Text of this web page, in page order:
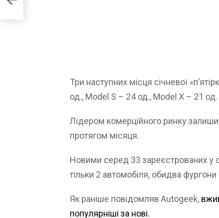
Три наступних місця січневої
од., Model S – 24 од., Model X – 21 од.
Лідером комерційного ринку
протягом місяця.
Новими серед 33 зареєстрованих у
тільки 2 автомобіля, обидва фургони
Як раніше повідомляв Autogeek,
популярніші за нові.